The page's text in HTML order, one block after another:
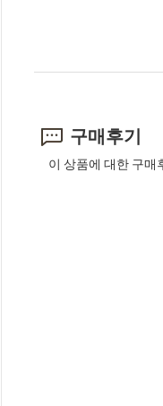
구매후기
이 상품에 대한 구매